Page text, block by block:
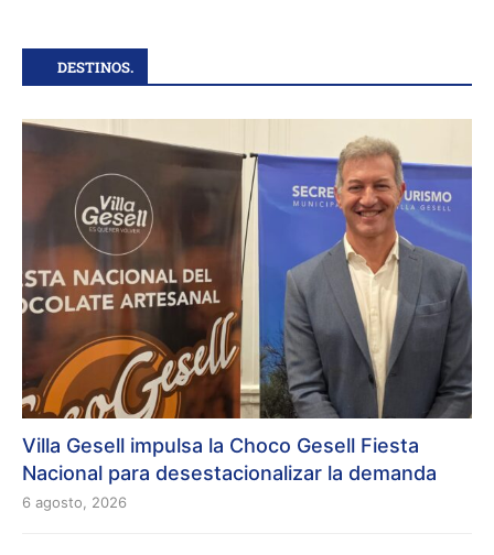
DESTINOS.
Villa Gesell impulsa la Choco Gesell Fiesta
Nacional para desestacionalizar la demanda
6 agosto, 2026